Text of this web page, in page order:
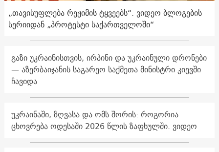
„თავისუფლება რეჟიმის ტყვეებს“. ვიდეო ბლოგების
სერიიდან „პროტესტი საქართველოში“
გაზი უკრაინისთვის, ირპინი და უკრაინული დრონები
— აზერბაიჯანის საგარეო საქმეთა მინისტრი კიევში
ჩავიდა
უკრაინაში, ზღვასა და ომს შორის: როგორია
ცხოვრება ოდესაში 2026 წლის ზაფხულში. ვიდეო